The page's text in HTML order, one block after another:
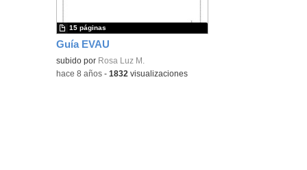
Guía EVAU
subido por Rosa Luz M.
15 páginas
-hace 8 años -1832 visualizaciones